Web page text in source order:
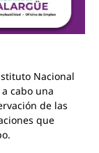
Nacional
cabo una
de las
que